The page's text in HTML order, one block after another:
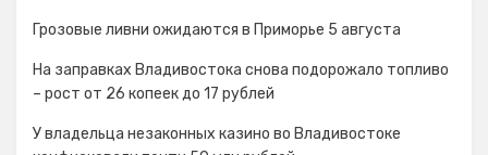
Грозовые ливни ожидаются в Приморье 5 августа
На заправках Владивостока снова подорожало топливо
– рост от 26 копеек до 17 рублей
У владельца незаконных казино во Владивостоке